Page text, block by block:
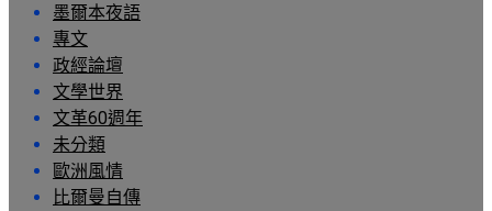
墨爾本夜語
專文
政經論壇
文學世界
文革60週年
未分類
歐洲風情
比爾曼自傳